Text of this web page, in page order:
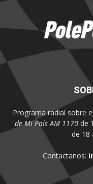
Programa radial sobre
de Mi País AM 1170de
de 18
Contactanos: